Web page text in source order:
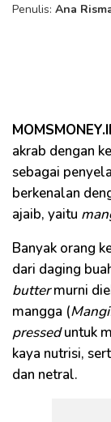
Penulis: Ana
akrab dengan
sebagai
berkenalan
ajaib, yaitu
Banyak orang
dari daging
buttermurni
mangga (
presseduntuk
kaya nutrisi,
dan netral.